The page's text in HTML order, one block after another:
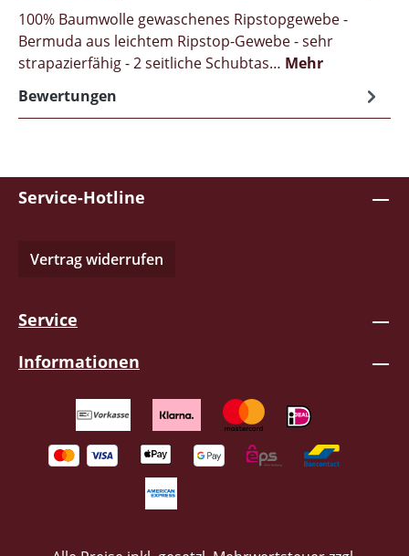
100% Baumwolle gewaschenes Ripstopgewebe -
Bermuda aus leichtem Ripstop-Gewebe - sehr
strapazierfähig - 2 seitliche Schubtas… Mehr
Bewertungen
Service-Hotline
Vertrag widerrufen
Service
Informationen